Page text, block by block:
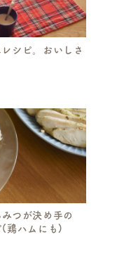
シピ。おいしさ
つが決め手の
(鶏ハムにも)